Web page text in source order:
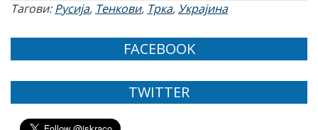
Тагови:Русија, Тенкови, Трка,Украјина
FACEBOOK
TWITTER